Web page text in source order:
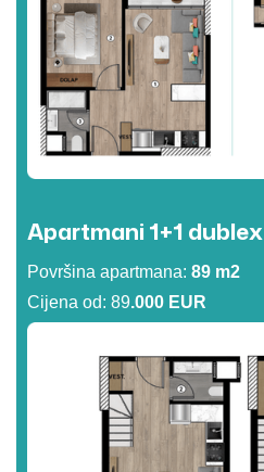
Apartmani 1+1 dublex
Površina apartmana: 89 m2
Cijena od: 89.000 EUR